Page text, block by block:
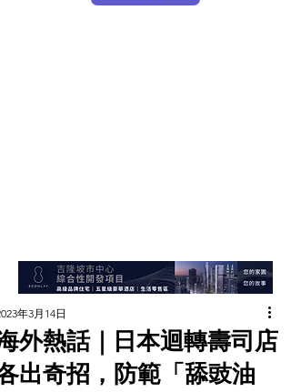
外熱話｜日本迴轉壽司店
出奇招，防範「舔豉油
年3月14日